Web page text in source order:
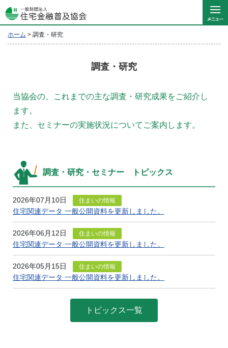
ホーム > 調査・研究
調査・研究
当協会の、これまでの主な調査・研究成果をご紹介し
ます。
また、セミナーの実施状況についてご案内します。
調査・研究・セミナー トピックス
2026年07月10日 住まいの情報
住宅関連データ 一般公開資料を更新しました。
2026年06月12日 住まいの情報
住宅関連データ 一般公開資料を更新しました。
2026年05月15日 住まいの情報
住宅関連データ 一般公開資料を更新しました。
トピックス一覧